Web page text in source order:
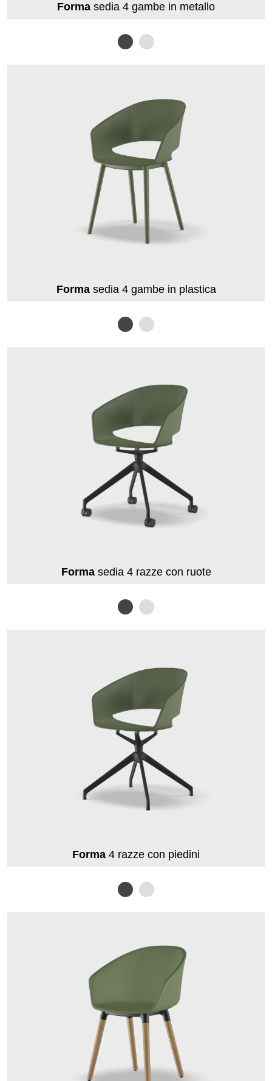
Forma sedia 4 gambe in metallo
Formasedia 4 gambe in plastica
Formasedia 4 razze con ruote
Forma 4 razze con piedini